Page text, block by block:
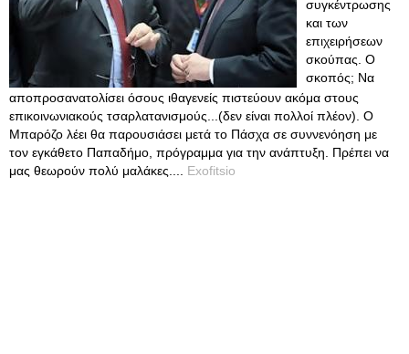
συγκέντρωσης
και των
επιχειρήσεων
σκούπας. Ο
σκοπός; Να
αποπροσανατολίσει όσους ιθαγενείς πιστεύουν ακόμα στους
επικοινωνιακούς τσαρλατανισμούς...(δεν είναι πολλοί πλέον). Ο
Μπαρόζο λέει θα παρουσιάσει μετά το Πάσχα σε συννενόηση με
τον εγκάθετο Παπαδήμο, πρόγραμμα για την ανάπτυξη. Πρέπει να
μας θεωρούν πολύ μαλάκες.... Exofitsio